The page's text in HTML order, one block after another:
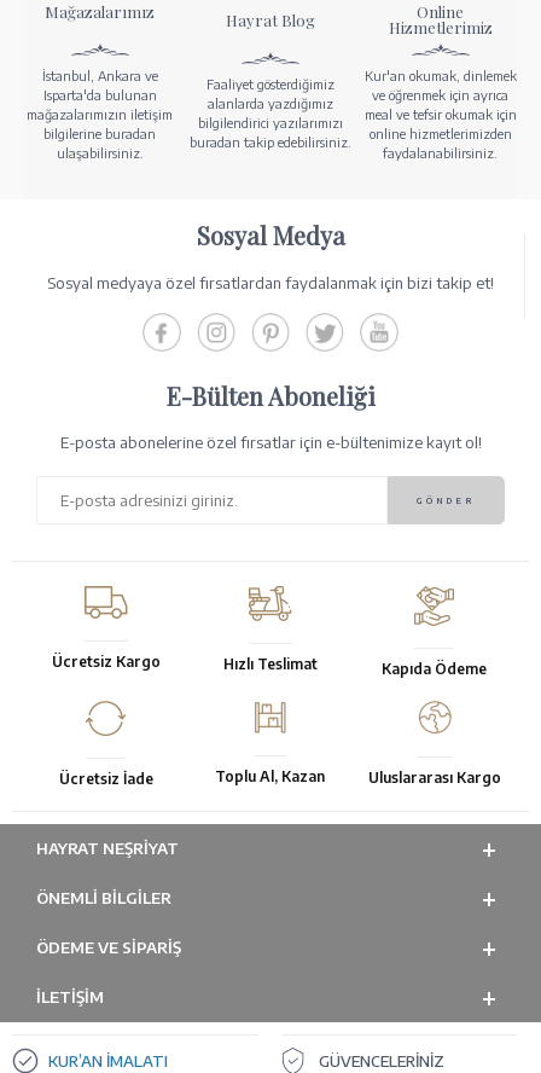
Mağazalarımız
İstanbul, Ankara ve
Isparta'da bulunan
mağazalarımızın iletişim
bilgilerine buradan
ulaşabilirsiniz.
Hayrat Blog
Faaliyet gösterdiğimiz
alanlarda yazdığımız
bilgilendirici yazılarımızı
buradan takip edebilirsiniz.
Online
Hizmetlerimiz
Kur'an okumak, dinlemek
ve öğrenmek için ayrıca
meal ve tefsir okumak için
online hizmetlerimizden
faydalanabilirsiniz.
Sosyal Medya
Sosyal medyaya özel fırsatlardan faydalanmak için bizi takip et!
E-Bülten Aboneliği
E-posta abonelerine özel fırsatlar için e-bültenimize kayıt ol!
Ücretsiz Kargo Hızlı Teslimat Kapıda Ödeme
Ücretsiz İade Toplu Al, Kazan Uluslararası Kargo
HAYRAT NEŞRIYAT
ÖNEMLI BILGILER
ÖDEME VE SİPARİŞ
İLETİŞİM
KUR’AN İMALATI GÜVENCELERİNİZ